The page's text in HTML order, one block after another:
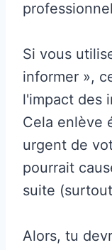
Si vous
informer »,
l'impact des
Cela enlève
urgent de
pourrait
suite
Alors, tu